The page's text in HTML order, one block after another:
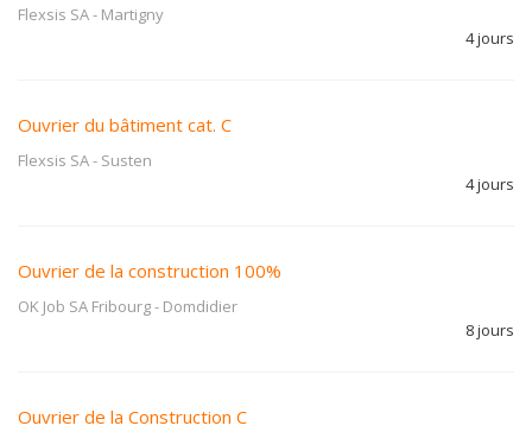
Flexsis SA- Martigny
4 jours
Ouvrier du bâtiment cat. C
Flexsis SA- Susten
4 jours
Ouvrier de la construction 100%
OK Job SA Fribourg- Domdidier
8 jours
Ouvrier de la Construction C